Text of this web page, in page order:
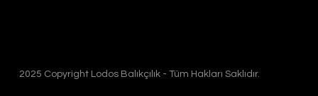
2025 Copyright Lodos Balıkçılık - Tüm Hakları Saklıdır.